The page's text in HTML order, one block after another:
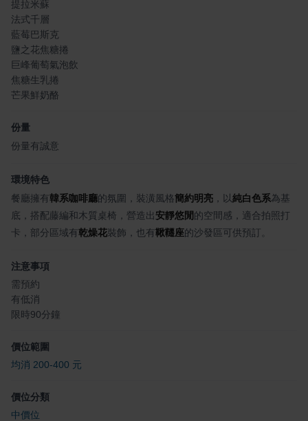
提拉米蘇
法式千層
藍莓巴斯克
鹽之花焦糖捲
巨峰葡萄氣泡飲
焦糖生乳捲
芒果鮮奶酪
份量
份量有誠意
環境特色
餐廳擁有韓系咖啡廳的氛圍，裝潢風格簡約明亮 ，以純白色系為基
底，搭配藤編和木質桌椅，營造出安靜悠閒的空間感，適合拍照打
卡，部分區域有乾燥花裝飾，也有鞦韆座的沙發區可供預訂。
注意事項
需預約
有低消
限時90分鐘
價位範圍
均消 200-400 元
價位分類
中價位